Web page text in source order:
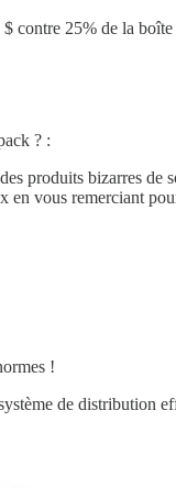
contre 25% de la
? :
produits bizarres
en vous remerciant
!
de distribution